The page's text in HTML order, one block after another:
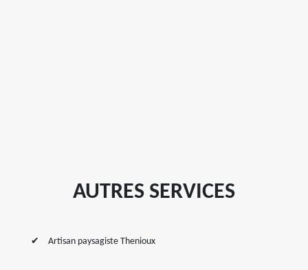
AUTRES SERVICES
Artisan paysagiste Thenioux